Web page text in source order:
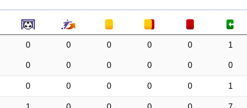
0 0 0 0 0 1
0 0 0 0 0 0
0 0 0 0 0 1